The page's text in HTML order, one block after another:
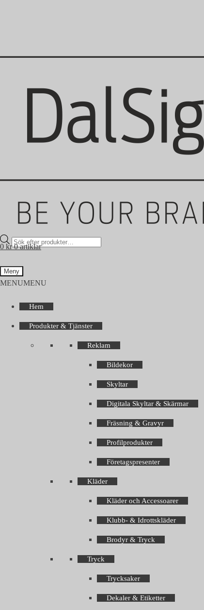
Products
search
0 kr 0 artiklar
Meny
MENUMENU
Hem
Produkter & Tjänster
Reklam
Bildekor
Skyltar
Digitala Skyltar & Skärmar
Fräsning & Gravyr
Profilprodukter
Företagspresenter
Kläder
Kläder och Accessoarer
Klubb- & Idrottskläder
Brodyr & Tryck
Tryck
Trycksaker
Dekaler & Etiketter